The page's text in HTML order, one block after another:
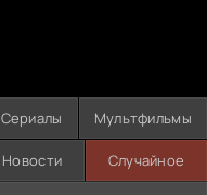
Сериалы Мультфильмы
Новости Случайное